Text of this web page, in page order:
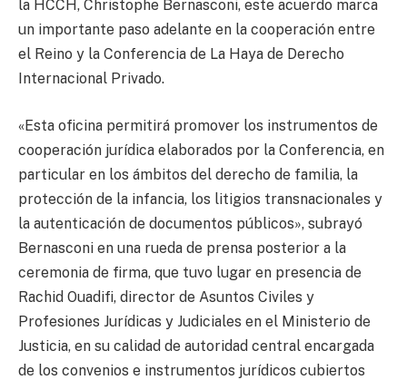
la HCCH, Christophe Bernasconi, este acuerdo marca
un importante paso adelante en la cooperación entre
el Reino y la Conferencia de La Haya de Derecho
Internacional Privado.
«Esta oficina permitirá promover los instrumentos de
cooperación jurídica elaborados por la Conferencia, en
particular en los ámbitos del derecho de familia, la
protección de la infancia, los litigios transnacionales y
la autenticación de documentos públicos», subrayó
Bernasconi en una rueda de prensa posterior a la
ceremonia de firma, que tuvo lugar en presencia de
Rachid Ouadifi, director de Asuntos Civiles y
Profesiones Jurídicas y Judiciales en el Ministerio de
Justicia, en su calidad de autoridad central encargada
de los convenios e instrumentos jurídicos cubiertos